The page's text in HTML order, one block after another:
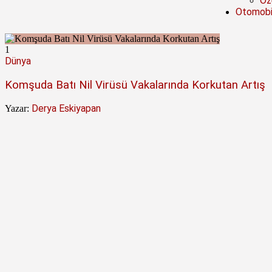
1
Dünya
Komşuda Batı Nil Virüsü Vakalarında Korkutan Artış
Yazar: Derya Eskiyapan